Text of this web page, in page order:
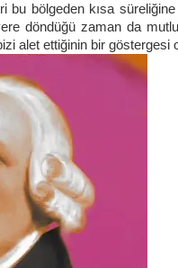
bu bölgeden kısa
döndüğü zaman da
alet ettiğinin bir göstergesi